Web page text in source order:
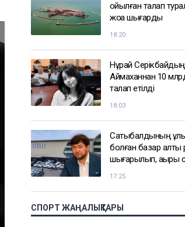
қойылған талап
жоққа шығарды
18:20
Нұрай Серікбайдың
Аймаханнан 10
талап етілді
18:03
Сатыбалдының
болған базар алты
шығарылып, ақыры
17:25
СПОРТ ЖАҢАЛЫҚТАРЫ